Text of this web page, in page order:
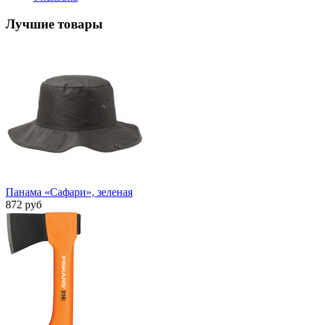
Лучшие товары
Панама «Сафари», зеленая
872 руб